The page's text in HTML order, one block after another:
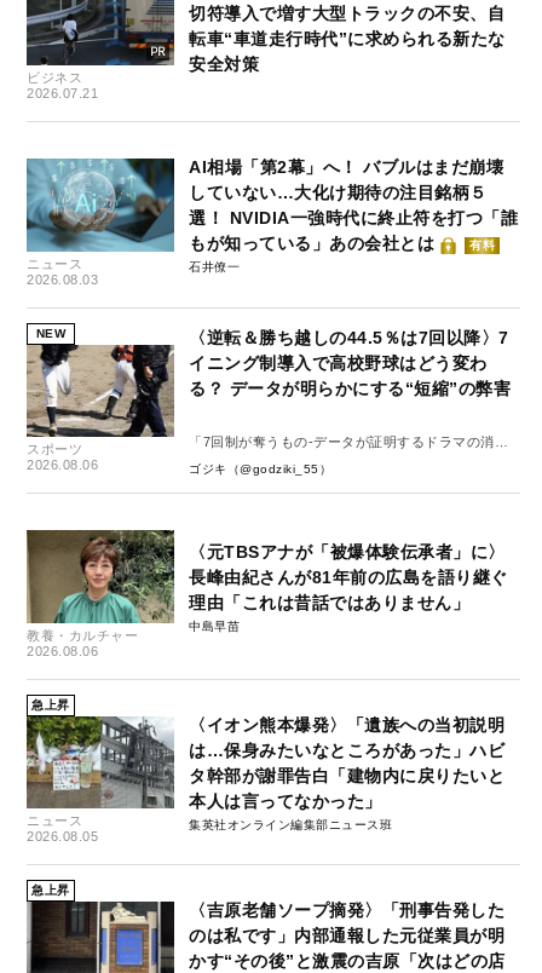
ビジネス
2026.07.21
切符導入で増す大型トラックの不安、自
転車“車道走行時代”に求められる新たな
安全対策
ニュース
2026.08.03
AI相場「第2幕」へ！ バブルはまだ崩壊
していない…大化け期待の注目銘柄５
選！ NVIDIA一強時代に終止符を打つ「誰
もが知っている」あの会社とは
有料
石井僚一
NEW
スポーツ
2026.08.06
〈逆転＆勝ち越しの44.5％は7回以降〉7
イニング制導入で高校野球はどう変わ
る？ データが明らかにする“短縮”の弊害
「7回制が奪うもの-データが証明するドラマの消
失-」
ゴジキ（@godziki_55）
教養・カルチャー
2026.08.06
〈元TBSアナが「被爆体験伝承者」に〉
長峰由紀さんが81年前の広島を語り継ぐ
理由「これは昔話ではありません」
中島早苗
急上昇
ニュース
2026.08.05
〈イオン熊本爆発〉「遺族への当初説明
は…保身みたいなところがあった」ハビ
タ幹部が謝罪告白「建物内に戻りたいと
本人は言ってなかった」
集英社オンライン編集部ニュース班
急上昇
〈吉原老舗ソープ摘発〉「刑事告発した
のは私です」内部通報した元従業員が明
かす“その後”と激震の吉原「次はどの店